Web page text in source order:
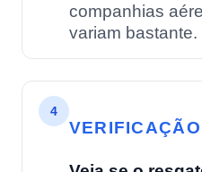
companhias
variam bastante.
4
VERIFICAÇÃO